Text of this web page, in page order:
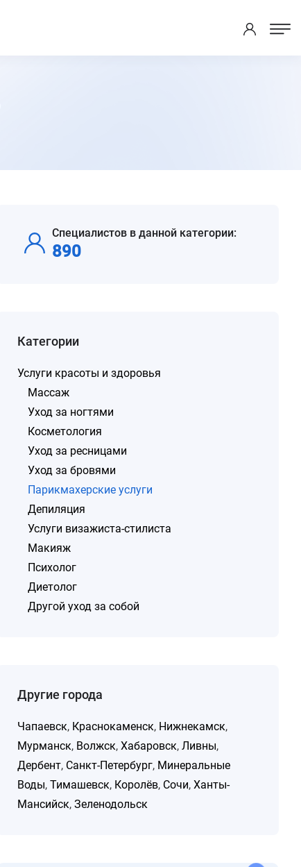
Специалистов в данной категории:
890
Категории
Услуги красоты и здоровья
Массаж
Уход за ногтями
Косметология
Уход за ресницами
Уход за бровями
Парикмахерские услуги
Депиляция
Услуги визажиста-стилиста
Макияж
Психолог
Диетолог
Другой уход за собой
Другие города
Чапаевск, Краснокаменск, Нижнекамск,
Мурманск, Волжск,Хабаровск,Ливны,
Дербент, Санкт-Петербург, Минеральные
Воды,Тимашевск, Королёв, Сочи,Ханты-
Мансийск,Зеленодольск